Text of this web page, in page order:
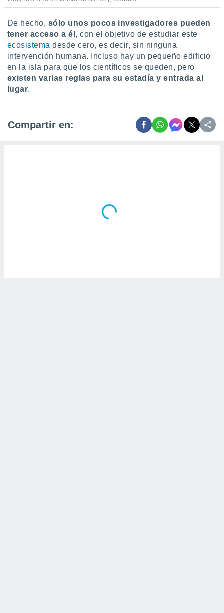
De hecho, sólo unos pocos investigadores pueden
tener acceso a él , con el objetivo de estudiar este
ecosistema desde cero, es decir, sin ninguna
intervención humana. Incluso hay un pequeño edificio
en la isla para que los científicos se queden, pero
existen varias reglas para su estadía y entrada al
lugar.
Compartir en: